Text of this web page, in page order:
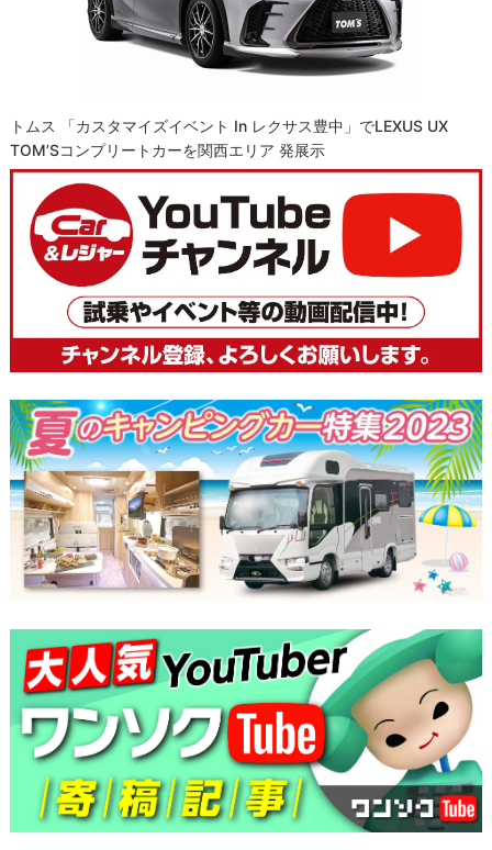
トムス 「カスタマイズイベント In レクサス豊中」でLEXUS UX
TOM’Sコンプリートカーを関西エリア 発展示